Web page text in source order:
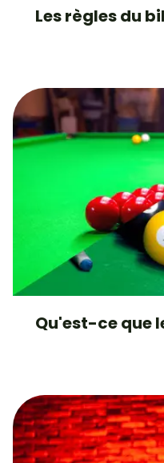
Les règles du
Qu'est-ce que